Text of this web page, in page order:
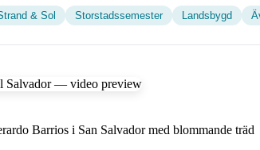
& Sol Storstadssemester Landsbygd